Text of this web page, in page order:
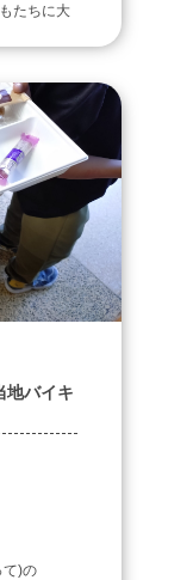
たちに大
地バイキ
て)の